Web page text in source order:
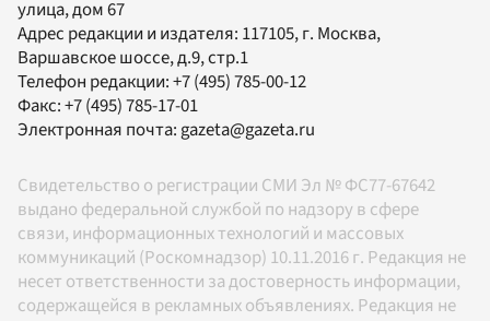
улица, дом 67
Адрес редакции и издателя: 117105, г. Москва,
Варшавское шоссе, д.9, стр.1
Телефон редакции:+7 (495) 785-00-12
Факс:+7 (495) 785-17-01
Электронная почта:gazeta@gazeta.ru
Свидетельство о регистрации СМИ Эл № ФС77-67642
выдано федеральной службой по надзору в сфере
связи, информационных технологий и массовых
коммуникаций (Роскомнадзор) 10.11.2016 г. Редакция не
несет ответственности за достоверность информации,
содержащейся в рекламных объявлениях. Редакция не